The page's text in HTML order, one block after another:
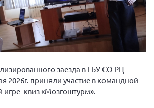
Я.В.
президент Кичигина Н. Ф.
Матвиевская О.В.
Шишлянников Ф.В.
служба
заезда в ГБУ СО РЦ
2026г. приняли участие в командной
игре- квиз «Мозгоштурм».